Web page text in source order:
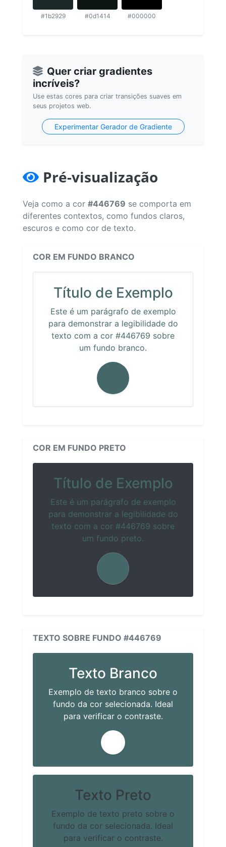
#1b2929 #0d1414 #000000
Quer criar gradientes
incríveis?
Use estas cores para criar transições suaves em
seus projetos web.
Experimentar Gerador de Gradiente
Pré-visualização
Veja como a cor #446769 se comporta em
diferentes contextos, como fundos claros,
escuros e como cor de texto.
COR EM FUNDO BRANCO
Título de Exemplo
Este é um parágrafo de exemplo
para demonstrar a legibilidade do
texto com a cor #446769 sobre
um fundo branco.
COR EM FUNDO PRETO
Título de Exemplo
Este é um parágrafo de exemplo
para demonstrar a legibilidade do
texto com a cor #446769 sobre
um fundo preto.
TEXTO SOBRE FUNDO #446769
Texto Branco
Exemplo de texto branco sobre o
fundo da cor selecionada. Ideal
para verificar o contraste.
Texto Preto
Exemplo de texto preto sobre o
fundo da cor selecionada. Ideal
para verificar o contraste.